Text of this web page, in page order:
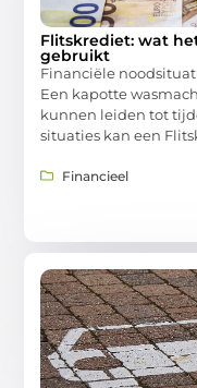
Flitskrediet: wat
gebruikt
Financiële
Een kapotte
kunnen leiden tot
situaties kan een
Financieel